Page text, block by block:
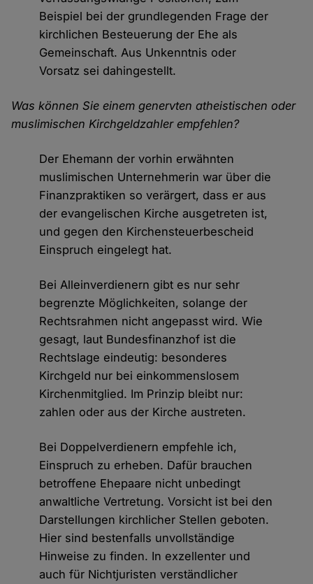
Beispiel bei der grundlegenden Frage der
kirchlichen Besteuerung der Ehe als
Gemeinschaft. Aus Unkenntnis oder
Vorsatz sei dahingestellt.
Was können Sie einem genervten atheistischen oder
muslimischen Kirchgeldzahler empfehlen?
Der Ehemann der vorhin erwähnten
muslimischen Unternehmerin war über die
Finanzpraktiken so verärgert, dass er aus
der evangelischen Kirche ausgetreten ist,
und gegen den Kirchensteuerbescheid
Einspruch eingelegt hat.
Bei Alleinverdienern gibt es nur sehr
begrenzte Möglichkeiten, solange der
Rechtsrahmen nicht angepasst wird. Wie
gesagt, laut Bundesfinanzhof ist die
Rechtslage eindeutig: besonderes
Kirchgeld nur bei einkommenslosem
Kirchenmitglied. Im Prinzip bleibt nur:
zahlen oder aus der Kirche austreten.
Bei Doppelverdienern empfehle ich,
Einspruch zu erheben. Dafür brauchen
betroffene Ehepaare nicht unbedingt
anwaltliche Vertretung. Vorsicht ist bei den
Darstellungen kirchlicher Stellen geboten.
Hier sind bestenfalls unvollständige
Hinweise zu finden. In exzellenter und
auch für Nichtjuristen verständlicher